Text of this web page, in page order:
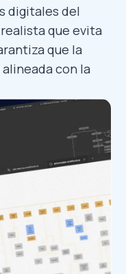
digitales del
que evita
que la
con la